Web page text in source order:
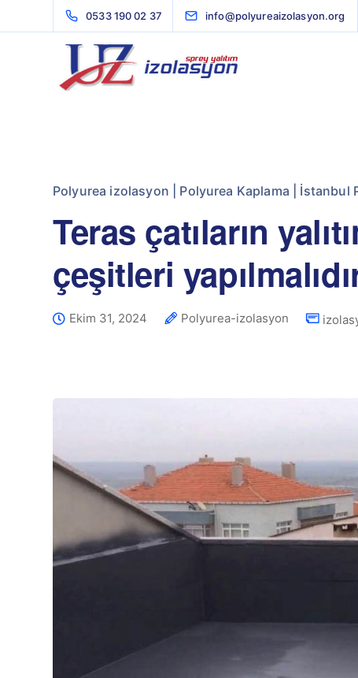
0533 190 02 37 info@polyureaizolasyon.org
Polyurea izolasyon | Polyurea Kaplama | İstanbul
Teras çatıların
çeşitleri
Ekim 31, 2024 Polyurea-izolasyon